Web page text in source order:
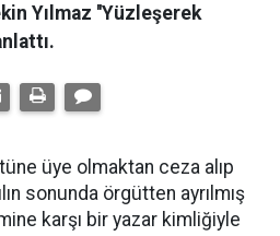
Yılmaz ''Yüzleşerek
üye olmaktan ceza alıp
sonunda örgütten ayrılmış
karşı bir yazar kimliğiyle